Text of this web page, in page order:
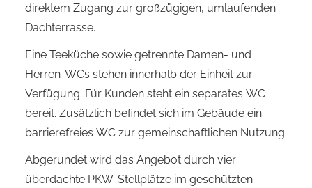
direktem Zugang zur großzügigen, umlaufenden
Dachterrasse.
Eine Teeküche sowie getrennte Damen- und
Herren-WCs stehen innerhalb der Einheit zur
Verfügung. Für Kunden steht ein separates WC
bereit. Zusätzlich befindet sich im Gebäude ein
barrierefreies WC zur gemeinschaftlichen Nutzung.
Abgerundet wird das Angebot durch vier
überdachte PKW-Stellplätze im geschützten